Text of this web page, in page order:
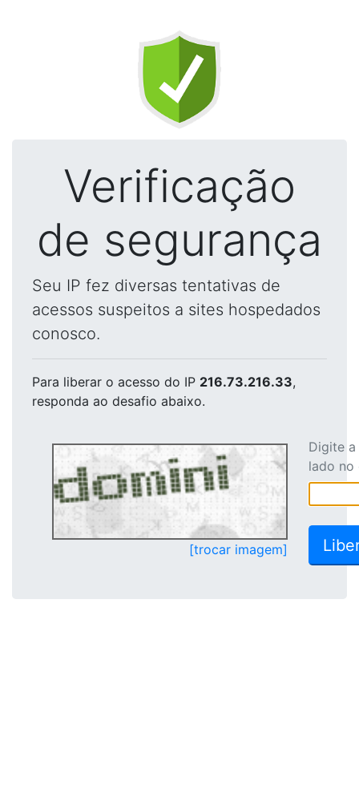
Verificação
de segurança
Seu IP fez diversas tentativas de
acessos suspeitos a sites hospedados
conosco.
Para liberar o acesso do IP 216.73.216.33,
responda ao desafio abaixo.
[trocar imagem]
Digite
lado no